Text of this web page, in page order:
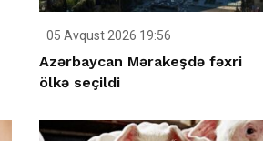
05 Avqust 2026 19:56
Azərbaycan Mərakeşdə fəxri
ölkə seçildi